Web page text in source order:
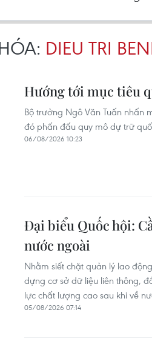
DIEU TRI
Hướng tới mục tiêu
Bộ trưởng Ngô Văn Tuấn nhấn
đó phấn đấu quy mô dự trữ
06/08/2026 10:23
Đại biểu Quốc hội:
nước ngoài
Nhằm siết chặt quản lý lao
dựng cơ sở dữ liệu liên thông,
lực chất lượng cao sau khi về
05/08/2026 07:14